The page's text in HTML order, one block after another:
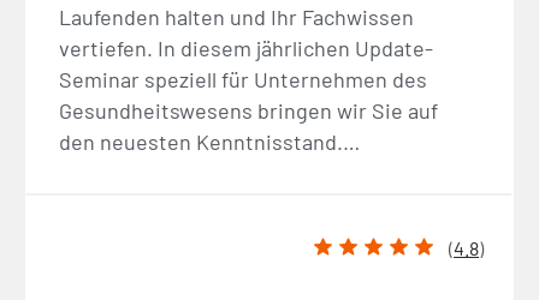
Laufenden halten und Ihr Fachwissen
vertiefen. In diesem jährlichen Update-
Seminar speziell für Unternehmen des
Gesundheitswesens bringen wir Sie auf
den neuesten Kenntnisstand.…
(4.8)